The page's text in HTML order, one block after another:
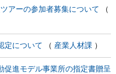
アーの参加者募集について
定について 産業人材課
促進モデル事業所の指定書贈呈